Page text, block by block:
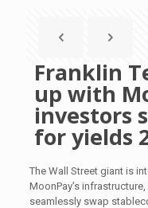
Franklin
up with
investors
for yields
The Wall Street giant is
MoonPay’s
seamlessly swap